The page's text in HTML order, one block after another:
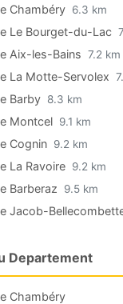
Chambéry 6.3 km
Le Bourget-du-Lac
Aix-les-Bains 7.2 km
La Motte-Servolex
Barby 8.3 km
Montcel 9.1 km
Cognin 9.2 km
La Ravoire 9.2 km
Barberaz 9.5 km
Jacob-
Departement
Chambéry